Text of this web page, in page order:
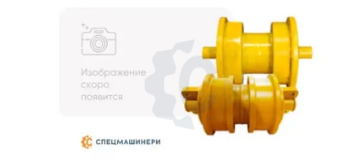
3D тур по производству
3D тур по складам
sksale@skdst.ru